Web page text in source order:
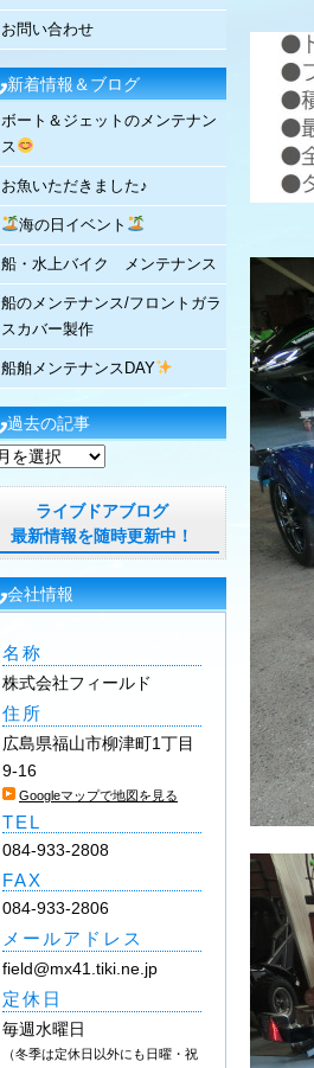
お問い合わせ
新着情報＆ブログ
ボート＆ジェットのメンテナン
ス
お魚いただきました♪
海の日イベント
船・水上バイク メンテナンス
船のメンテナンス/フロントガラ
スカバー製作
船舶メンテナンスDAY
過去の記事
ライブドアブログ
最新情報を随時更新中！
会社情報
名称
株式会社フィールド
住所
広島県福山市柳津町1丁目
9-16
Googleマップで地図を見る
TEL
084-933-2808
FAX
084-933-2806
メールアドレス
field@mx41.tiki.ne.jp
定休日
毎週水曜日
（冬季は定休日以外にも日曜・祝